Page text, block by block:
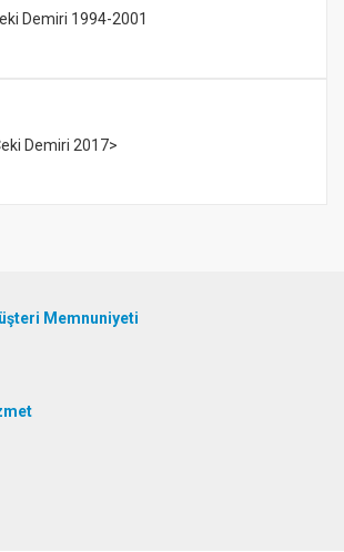
Demiri 1994-2001
Demiri 2017>
Memnuniyeti